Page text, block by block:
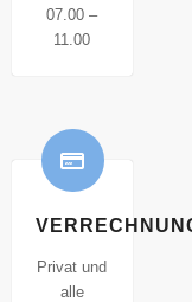
07.00 –
11.00
Privat und
alle